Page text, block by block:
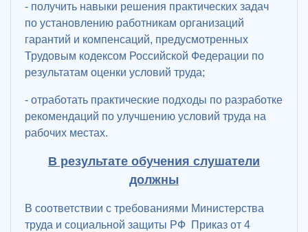
- получить навыки решения практических задач
по установлению работникам организаций
гарантий и компенсаций, предусмотренных
Трудовым кодексом Российской Федерации по
результатам оценки условий труда;
- отработать практические подходы по разработке
рекомендаций по улучшению условий труда на
рабочих местах.
В результате обучения слушатели
должны
В соответствии с требованиями Министерства
труда и социальной защиты РФ Приказ от 4